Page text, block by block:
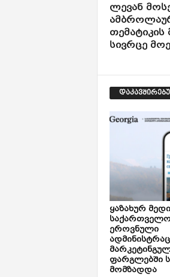
ლევან
სივრცე
ყაზახურ
ეროვნული
ფარგლებში
მომზადდა